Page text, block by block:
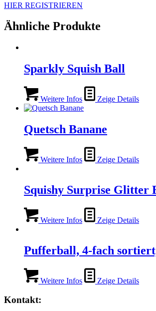
HIER REGISTRIEREN
Ähnliche Produkte
Sparkly Squish Ball
Weitere Infos Zeige Details
Quetsch Banane
Weitere Infos Zeige Details
Squishy Surprise Glitter
Weitere Infos Zeige Details
Pufferball, 4-fach
Weitere Infos Zeige Details
Kontakt: